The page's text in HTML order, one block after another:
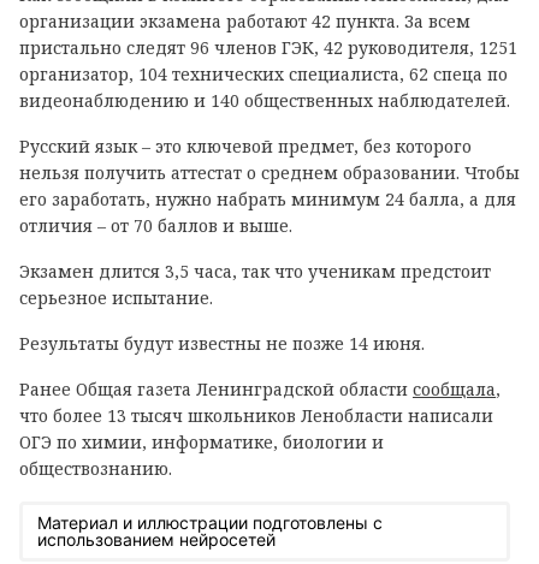
организации экзамена работают 42 пункта. За всем
пристально следят 96 членов ГЭК, 42 руководителя, 1251
организатор, 104 технических специалиста, 62 спеца по
видеонаблюдению и 140 общественных наблюдателей.
Русский язык – это ключевой предмет, без которого
нельзя получить аттестат о среднем образовании. Чтобы
его заработать, нужно набрать минимум 24 балла, а для
отличия – от 70 баллов и выше.
Экзамен длится 3,5 часа, так что ученикам предстоит
серьезное испытание.
Результаты будут известны не позже 14 июня.
Ранее Общая газета Ленинградской области сообщала,
что более 13 тысяч школьников Ленобласти написали
ОГЭ по химии, информатике, биологии и
обществознанию.
Материал и иллюстрации подготовлены с
использованием нейросетей